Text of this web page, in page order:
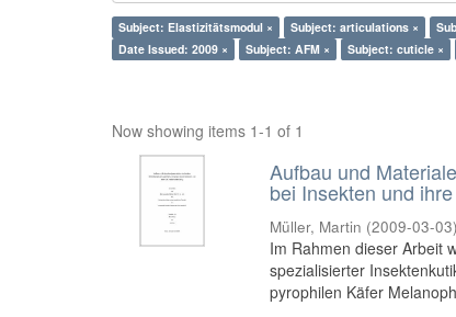
Subject: Elastizitätsmodul × Subject: articulations ×
Date Issued: 2009 ×
Subject: AFM × Subject: cuticle ×
Now showing items 1-1 of 1
Aufbau und
bei Insekten und
Müller, Martin (2009-03-03)
Im Rahmen dieser Arbeit
spezialisierter
pyrophilen Käfer